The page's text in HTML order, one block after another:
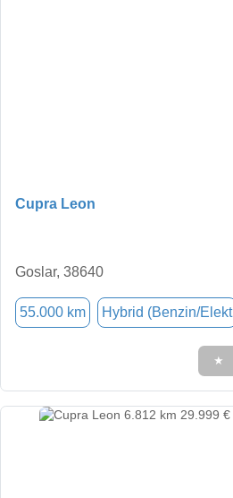
Cupra Leon
Goslar, 38640
55.000 km Hybrid (Benzin/Elekt
★